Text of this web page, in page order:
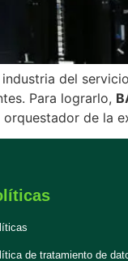
del
Para lograrlo,
de la
de tratamiento de